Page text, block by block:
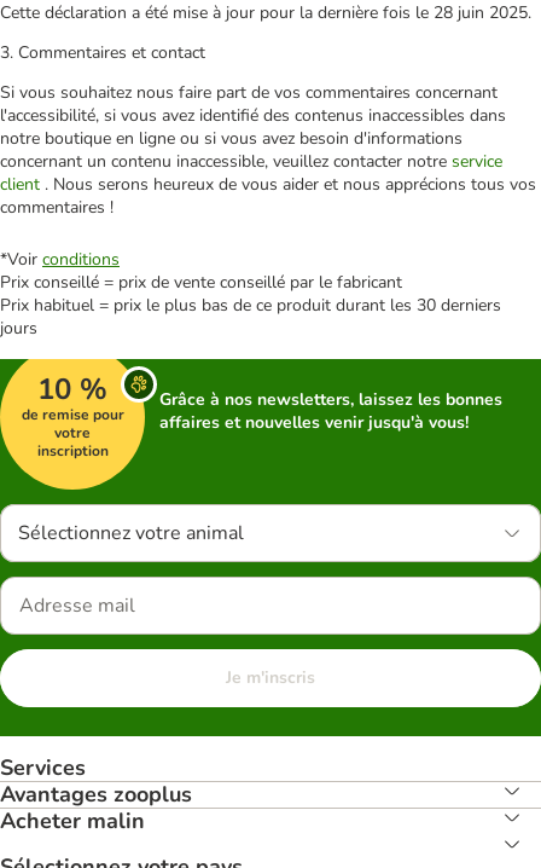
Cette déclaration a été mise à jour pour la dernière fois le 28 juin 2025.
3. Commentaires et contact
Si vous souhaitez nous faire part de vos commentaires concernant
l'accessibilité, si vous avez identifié des contenus inaccessibles dans
notre boutique en ligne ou si vous avez besoin d'informations
concernant un contenu inaccessible, veuillez contacter notre service
client . Nous serons heureux de vous aider et nous apprécions tous vos
commentaires !
*Voir conditions
Prix conseillé = prix de vente conseillé par le fabricant
Prix habituel = prix le plus bas de ce produit durant les 30 derniers
jours
10 %
de remise pour
votre
inscription
Grâce à nos newsletters, laissez les bonnes
affaires et nouvelles venir jusqu'à vous!
Sélectionnez votre animal
Je m'inscris
Services
Avantages zooplus
Acheter malin